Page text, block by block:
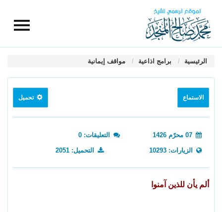
الرئيسية برامج اذاعية مواقف إيمانية
الاستماع تحميل
التعليقات: 0
الزيارات: 10293 التحميل: 2051
ألم يأن للذين آمنوا